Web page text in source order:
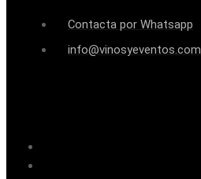
Contacta por Whatsapp
info@vinosyeventos.com